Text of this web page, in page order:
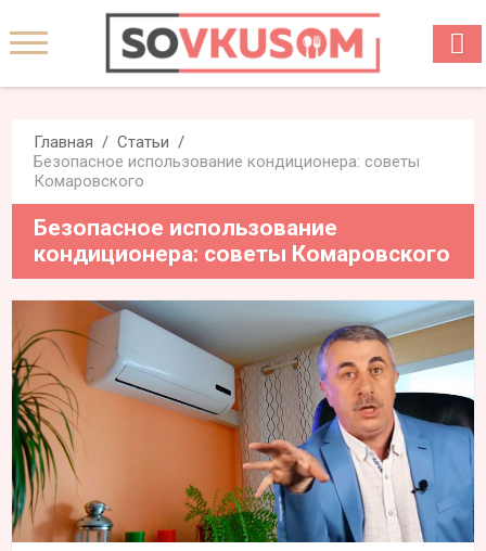
Главная
Статьи
Безопасное использование кондиционера: советы
Комаровского
Безопасное использование
кондиционера: советы Комаровского